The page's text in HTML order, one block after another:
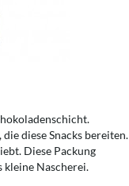
diese Snacks bereiten.
Diese Packung
kleine Nascherei.